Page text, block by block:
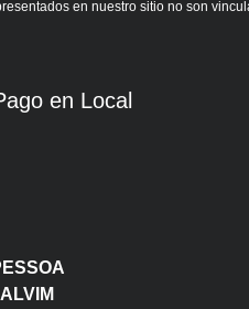
en nuestro sitio no son
en Local